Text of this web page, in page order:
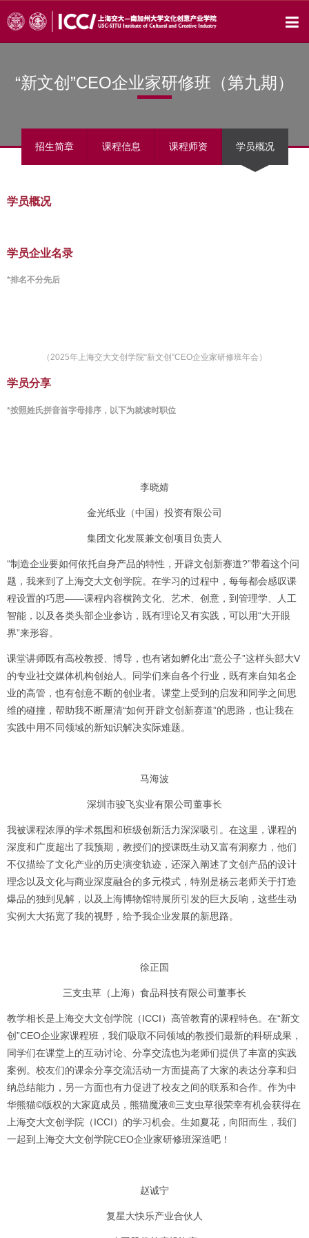
“新文创”CEO企业家研修班（第九期）
招生简章 课程信息 课程师资 学员概况
学员概况
学员企业名录
*排名不分先后
（2025年上海交大文创学院“新文创”CEO企业家研修班年会）
学员分享
*按照姓氏拼音首字母排序，以下为就读时职位
李晓婧
金光纸业（中国）投资有限公司
集团文化发展兼文创项目负责人
“制造企业要如何依托自身产品的特性，开辟文创新赛道?”带着这个问
题，我来到了上海交大文创学院。在学习的过程中，每每都会感叹课
程设置的巧思——课程内容横跨文化、艺术、创意，到管理学、人工
智能，以及各类头部企业参访，既有理论又有实践，可以用“大开眼
界”来形容。
课堂讲师既有高校教授、博导，也有诸如孵化出“意公子”这样头部大V
的专业社交媒体机构创始人。同学们来自各个行业，既有来自知名企
业的高管，也有创意不断的创业者。课堂上受到的启发和同学之间思
维的碰撞，帮助我不断厘清“如何开辟文创新赛道”的思路，也让我在
实践中用不同领域的新知识解决实际难题。
马海波
深圳市骏飞实业有限公司董事长
我被课程浓厚的学术氛围和班级创新活力深深吸引。在这里，课程的
深度和广度超出了我预期，教授们的授课既生动又富有洞察力，他们
不仅描绘了文化产业的历史演变轨迹，还深入阐述了文创产品的设计
理念以及文化与商业深度融合的多元模式，特别是杨云老师关于打造
爆品的独到见解，以及上海博物馆特展所引发的巨大反响，这些生动
实例大大拓宽了我的视野，给予我企业发展的新思路。
徐正国
三支虫草（上海）食品科技有限公司董事长
教学相长是上海交大文创学院（ICCI）高管教育的课程特色。在“新文
创”CEO企业家课程班，我们吸取不同领域的教授们最新的科研成果，
同学们在课堂上的互动讨论、分享交流也为老师们提供了丰富的实践
案例。校友们的课余分享交流活动一方面提高了大家的表达分享和归
纳总结能力，另一方面也有力促进了校友之间的联系和合作。作为中
华熊猫©️版权的大家庭成员，熊猫魔液®️三支虫草很荣幸有机会获得在
上海交大文创学院（ICCI）的学习机会。生如夏花，向阳而生，我们
一起到上海交大文创学院CEO企业家研修班深造吧！
赵诚宁
复星大快乐产业合伙人